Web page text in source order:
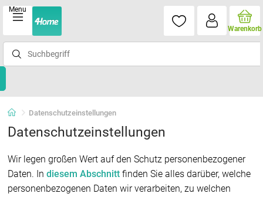
Menu
Warenkorb
Datenschutzeinstellungen
Datenschutzeinstellungen
Wir legen großen Wert auf den Schutz personenbezogener
Daten. In diesem Abschnitt finden Sie alles darüber, welche
personenbezogenen Daten wir verarbeiten, zu welchen